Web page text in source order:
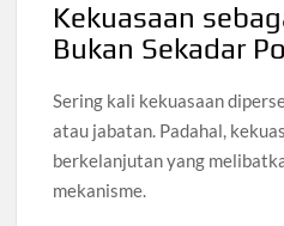
Kekuasaan
Bukan Sekadar
Sering kali kekuasaan
atau jabatan. Padahal,
berkelanjutan yang
mekanisme.